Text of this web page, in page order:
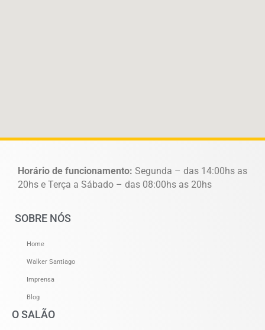
Horário de funcionamento: Segunda – das 14:00hs as
20hs e Terça a Sábado – das 08:00hs as 20hs
SOBRE NÓS
Home
Walker Santiago
Imprensa
Blog
O SALÃO